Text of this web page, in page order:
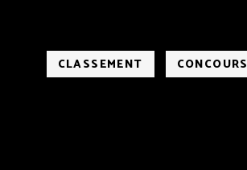
CLASSEMENT CONCOURS